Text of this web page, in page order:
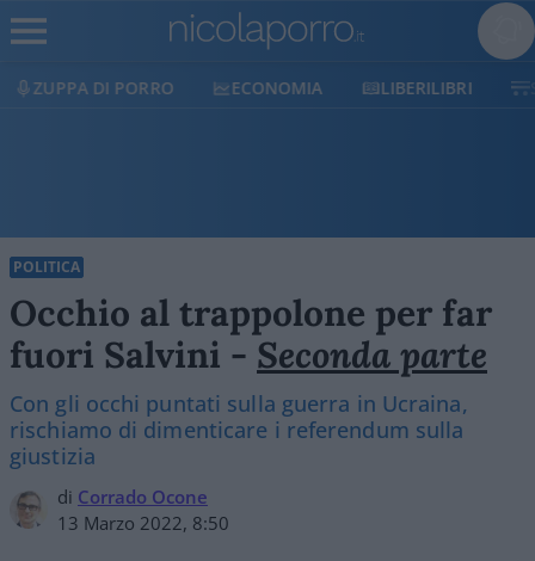
ZUPPA DI PORRO ECONOMIA LIBERILIBRI
POLITICA
Occhio al trappolone per far
fuori Salvini - Seconda parte
Con gli occhi puntati sulla guerra in Ucraina,
rischiamo di dimenticare i referendum sulla
giustizia
di Corrado Ocone
13 Marzo 2022, 8:50